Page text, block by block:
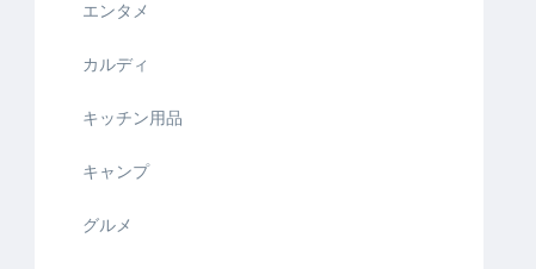
エンタメ
カルディ
キッチン用品
キャンプ
グルメ